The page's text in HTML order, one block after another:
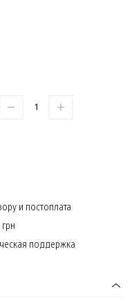
и постоплата
поддержка